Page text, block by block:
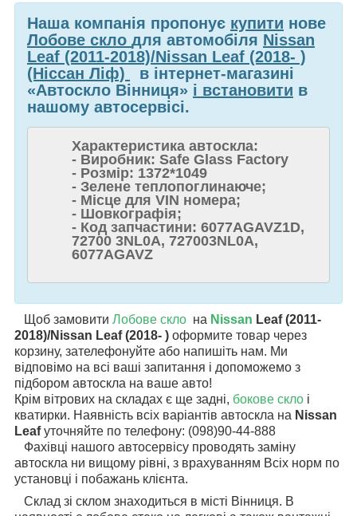
Наша компанія пропонує купити нове
Лобове скло для автомобіля Nissan
Leaf (2011-2018)/Nissan Leaf (2018- )
(Ніссан Ліф)
в інтернет-магазині
«Автоскло Вінниця» і встановити в
нашому автосервісі.
Характеристика автоскла:
- Виробник: Safe Glass Factory
- Розмір: 1372*1049
- Зелене теплопоглинаюче;
- Місце для VIN номера;
- Шовкографія;
- Код запчастини: 6077AGAVZ1D,
72700 3NL0A, 727003NL0A,
6077AGAVZ
Щоб замовити Лобове скло на Nissan Leaf (2011-
2018)/Nissan Leaf (2018- ) оформите товар через
корзину, зателефонуйте або напишіть нам. Ми
відповімо на всі ваші запитання і допоможемо з
підбором автоскла на ваше авто!
Крім вітрових на складах є ще задні, бокове скло і
кватирки. Наявність всіх варіантів автоскла на Nissan
Leafуточняйте по телефону: (098)90-44-888
Фахівці нашого автосервісу проводять заміну
автоскла ни вищому рівні, з врахуванням Всіх норм по
установці і побажань клієнта.
Склад зі склом знаходиться в місті Вінниця. В